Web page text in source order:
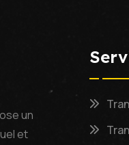
un
et